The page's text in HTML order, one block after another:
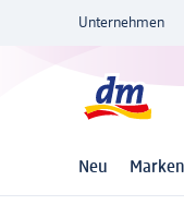
Unternehmen
Neu Marken